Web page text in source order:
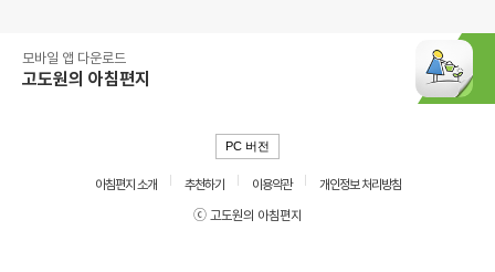
모바일 앱 다운로드
고도원의 아침편지
PC 버전
아침편지 소개 추천하기 이용약관
개인정보 처리방침
ⓒ 고도원의 아침편지